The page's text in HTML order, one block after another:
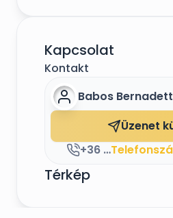
Kapcsolat
Kontakt
Babos Bernadett
Üzenet
+36 20 204 2489
Térkép